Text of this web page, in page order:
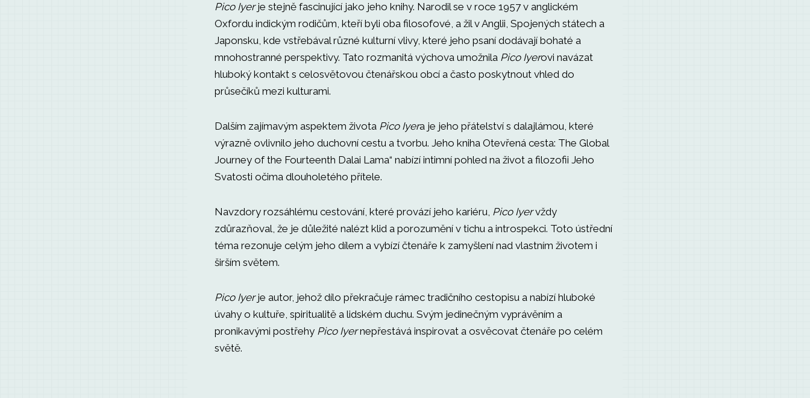
Pico Iyerje stejně fascinující jako jeho knihy. Narodil se v roce 1957 v anglickém
Oxfordu indickým rodičům, kteří byli oba filosofové, a žil v Anglii, Spojených státech a
Japonsku, kde vstřebával různé kulturní vlivy, které jeho psaní dodávají bohaté a
mnohostranné perspektivy. Tato rozmanitá výchova umožnila Pico Iyerovi navázat
hluboký kontakt s celosvětovou čtenářskou obcí a často poskytnout vhled do
průsečíků mezi kulturami.
Dalším zajímavým aspektem života Pico Iyera je jeho přátelství s dalajlámou, které
výrazně ovlivnilo jeho duchovní cestu a tvorbu. Jeho kniha Otevřená cesta: The Global
Journey of the Fourteenth Dalai Lama“ nabízí intimní pohled na život a filozofii Jeho
Svatosti očima dlouholetého přítele.
Navzdory rozsáhlému cestování, které provází jeho kariéru, Pico Iyervždy
zdůrazňoval, že je důležité nalézt klid a porozumění v tichu a introspekci. Toto ústřední
téma rezonuje celým jeho dílem a vybízí čtenáře k zamyšlení nad vlastním životem i
širším světem.
Pico Iyerje autor, jehož dílo překračuje rámec tradičního cestopisu a nabízí hluboké
úvahy o kultuře, spiritualitě a lidském duchu. Svým jedinečným vyprávěním a
pronikavými postřehy Pico Iyernepřestává inspirovat a osvěcovat čtenáře po celém
světě.